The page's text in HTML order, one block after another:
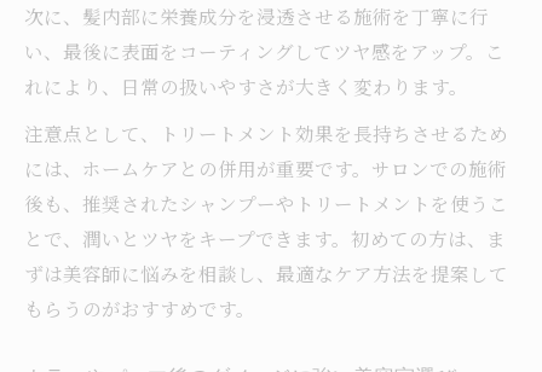
髪内部から補修する施術の仕組み
繰り返しの施術でさらに美髪へ導く方法
次に、髪内部に栄養成分を浸透させる施術を丁寧に行
い、最後に表面をコーティングしてツヤ感をアップ。こ
れにより、日常の扱いやすさが大きく変わります。
注意点として、トリートメント効果を長持ちさせるため
には、ホームケアとの併用が重要です。サロンでの施術
後も、推奨されたシャンプーやトリートメントを使うこ
とで、潤いとツヤをキープできます。初めての方は、ま
ずは美容師に悩みを相談し、最適なケア方法を提案して
もらうのがおすすめです。